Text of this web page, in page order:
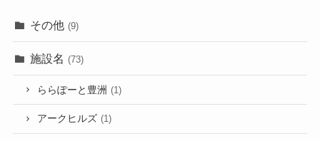
その他 (9)
施設名 (73)
ららぽーと豊洲 (1)
アークヒルズ (1)